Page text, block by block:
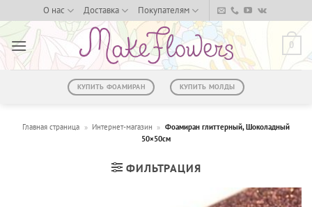
to
content
О нас Доставка Покупателям
0
КУПИТЬ ФОАМИРАН КУПИТЬ МОЛДЫ
Главная страница » Интернет-магазин » Фоамиран глиттерный, Шоколадный
50×50см
ФИЛЬТРАЦИЯ